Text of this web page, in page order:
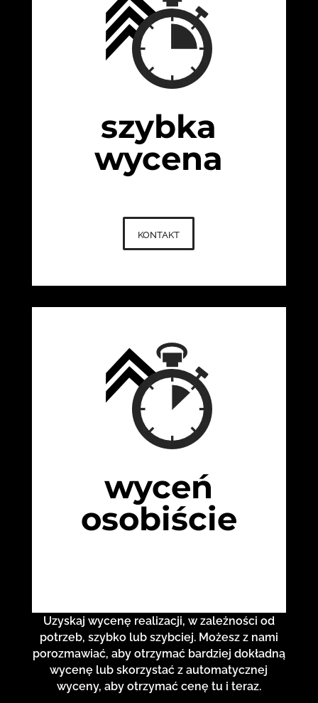
szybka
wycena
kontakt
wyceń
osobiście
Uzyskaj wycenę realizacji, w zależności od
potrzeb, szybko lub szybciej. Możesz z nami
porozmawiać, aby otrzymać bardziej dokładną
wycenę lub skorzystać z automatycznej
wyceny, aby otrzymać cenę tu i teraz.